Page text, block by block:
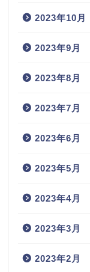
2023年10月
2023年9月
2023年8月
2023年7月
2023年6月
2023年5月
2023年4月
2023年3月
2023年2月